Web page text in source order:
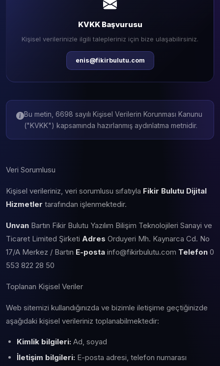
KVKK Başvurusu
Kişisel verilerinizle ilgili talepleriniz için bize ulaşabilirsiniz.
enis@fikirbulutu.com
Bu metin, 6698 sayılı Kişisel Verilerin Korunması Kanunu
("KVKK") kapsamında hazırlanmış aydınlatma metnidir.
Veri Sorumlusu
Kişisel verileriniz, veri sorumlusu sıfatıyla Fikir Bulutu Dijital
Hizmetler tarafından işlenmektedir.
Unvan Bartın Fikir Bulutu Yazılım Bilişim Teknolojileri Sanayi ve
Ticaret Limited Şirketi Adres Orduyeri Mh. Kaynarca Cd. No
17/A Merkez / Bartın E-posta info@fikirbulutu.com Telefon 0
553 822 28 50
Toplanan Kişisel Veriler
Web sitemizi kullandığınızda ve bizimle iletişime geçtiğinizde
aşağıdaki kişisel verileriniz toplanabilmektedir:
Kimlik bilgileri: Ad, soyad
İletişim bilgileri: E-posta adresi, telefon numarası